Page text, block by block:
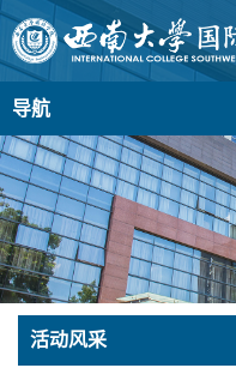
导航
活动风采